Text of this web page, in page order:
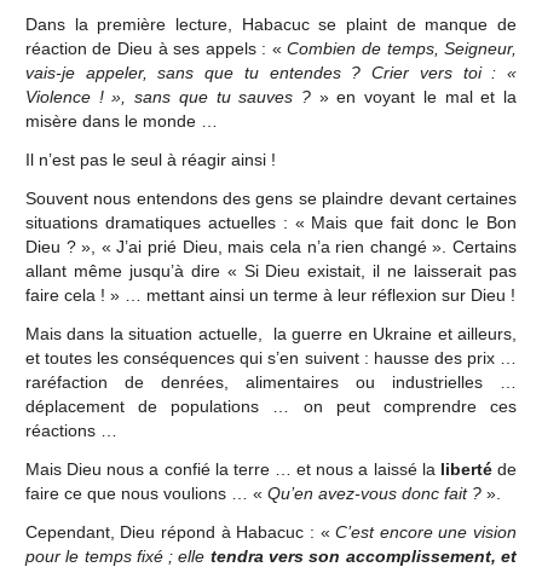
Dans la première lecture, Habacuc se plaint de manque de
réaction de Dieu à ses appels : «Combien de temps, Seigneur,
vais-je appeler, sans que tu entendes ? Crier vers toi : «
Violence ! », sans que tu sauves ?» en voyant le mal et la
misère dans le monde …
Il n’est pas le seul à réagir ainsi !
Souvent nous entendons des gens se plaindre devant certaines
situations dramatiques actuelles : « Mais que fait donc le Bon
Dieu ? », « J’ai prié Dieu, mais cela n’a rien changé ». Certains
allant même jusqu’à dire « Si Dieu existait, il ne laisserait pas
faire cela ! » … mettant ainsi un terme à leur réflexion sur Dieu !
Mais dans la situation actuelle, la guerre en Ukraine et ailleurs,
et toutes les conséquences qui s’en suivent : hausse des prix …
raréfaction de denrées, alimentaires ou industrielles …
déplacement de populations … on peut comprendre ces
réactions …
Mais Dieu nous a confié la terre … et nous a laissé la libertéde
faire ce que nous voulions … « Qu’en avez-vous donc fait ?».
Cependant, Dieu répond à Habacuc : «C’est encore une vision
pour le temps fixé ; elle tendra vers son accomplissement, et